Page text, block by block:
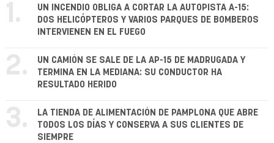
1.
UN INCENDIO OBLIGA A CORTAR LA AUTOPISTA A-15:
DOS HELICÓPTEROS Y VARIOS PARQUES DE BOMBEROS
INTERVIENEN EN EL FUEGO
2.
UN CAMIÓN SE SALE DE LA AP-15 DE MADRUGADA Y
TERMINA EN LA MEDIANA: SU CONDUCTOR HA
RESULTADO HERIDO
3.
LA TIENDA DE ALIMENTACIÓN DE PAMPLONA QUE ABRE
TODOS LOS DÍAS Y CONSERVA A SUS CLIENTES DE
SIEMPRE